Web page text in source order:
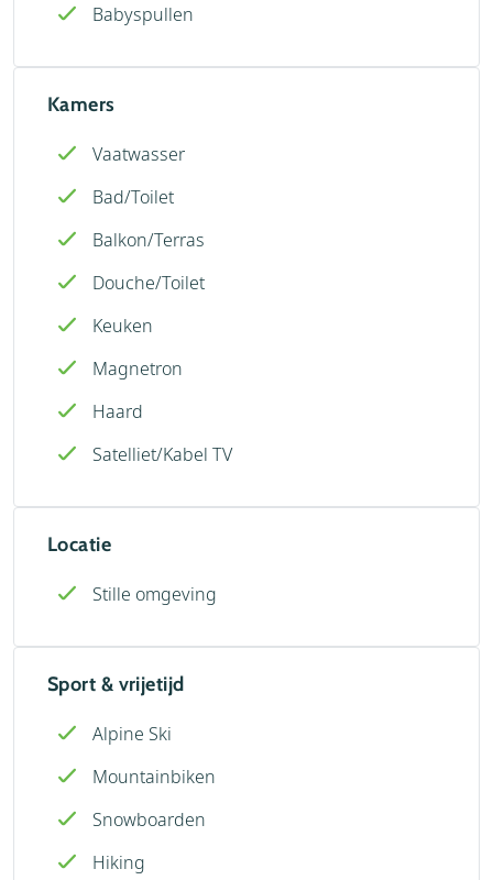
Babyspullen
Kamers
Vaatwasser
Bad/Toilet
Balkon/Terras
Douche/Toilet
Keuken
Magnetron
Haard
Satelliet/Kabel TV
Locatie
Stille omgeving
Sport & vrijetijd
Alpine Ski
Mountainbiken
Snowboarden
Hiking